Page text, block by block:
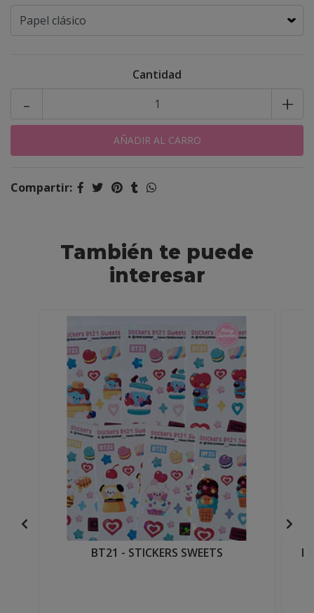
Cantidad
+
-
Compartir:
También te puede
interesar
BT21 - STICKERS SWEETS